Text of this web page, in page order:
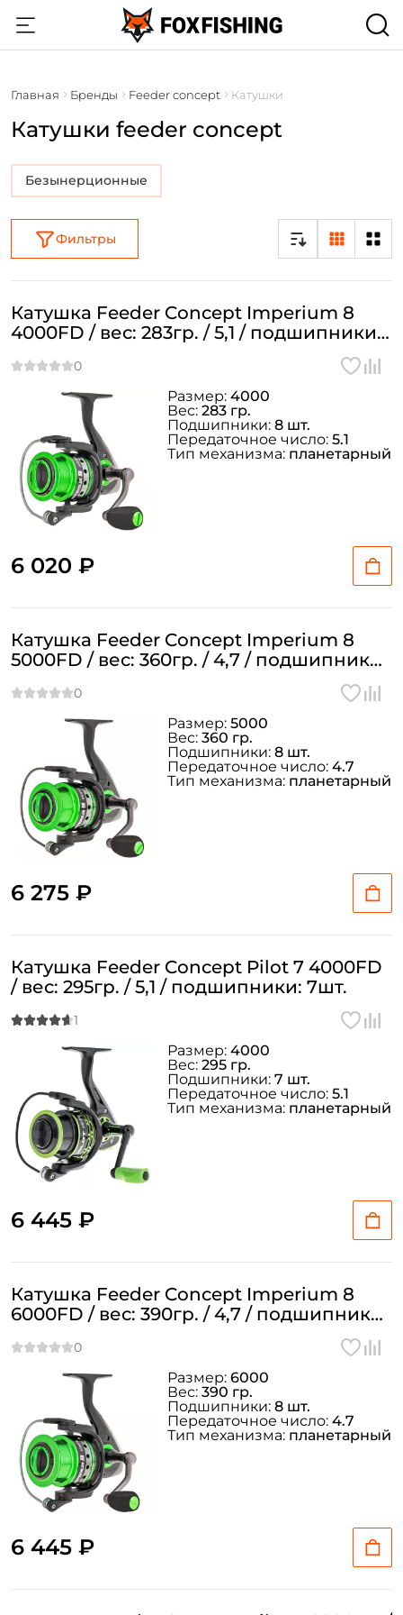
Главная Бренды Feeder concept Катушки
Катушки feeder concept
Безынерционные
Фильтры
Катушка Feeder Concept Imperium 8
4000FD / вес: 283гр. / 5,1 / подшипники:
6 020 ₽
Размер: 4000
Вес: 283 гр.
Подшипники: 8 шт.
Передаточное число: 5.1
Тип механизма: планетарный
Катушка Feeder Concept Imperium 8
5000FD / вес: 360гр. / 4,7 / подшипники:
6 275 ₽
Размер: 5000
Вес: 360 гр.
Подшипники: 8 шт.
Передаточное число: 4.7
Тип механизма: планетарный
Катушка Feeder Concept Pilot 7 4000FD
/ вес: 295гр. / 5,1 / подшипники: 7шт.
6 445 ₽
Размер: 4000
Вес: 295 гр.
Подшипники: 7 шт.
Передаточное число: 5.1
Тип механизма: планетарный
Катушка Feeder Concept Imperium 8
6000FD / вес: 390гр. / 4,7 / подшипники:
6 445 ₽
Размер: 6000
Вес: 390 гр.
Подшипники: 8 шт.
Передаточное число: 4.7
Тип механизма: планетарный